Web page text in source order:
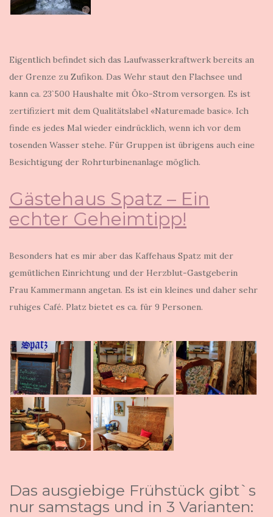
Eigentlich befindet sich das Laufwasserkraftwerk bereits an
der Grenze zu Zufikon. Das Wehr staut den Flachsee und
kann ca. 23`500 Haushalte mit Öko-Strom versorgen. Es ist
zertifiziert mit dem Qualitätslabel «Naturemade basic». Ich
finde es jedes Mal wieder eindrücklich, wenn ich vor dem
tosenden Wasser stehe. Für Gruppen ist übrigens auch eine
Besichtigung der Rohrturbinenanlage möglich.
Gästehaus Spatz – Ein
echter Geheimtipp!
Besonders hat es mir aber das Kaffehaus Spatz mit der
gemütlichen Einrichtung und der Herzblut-Gastgeberin
Frau Kammermann angetan. Es ist ein kleines und daher sehr
ruhiges Café. Platz bietet es ca. für 9 Personen.
Das ausgiebige Frühstück gibt`s
nur samstags und in 3 Varianten: